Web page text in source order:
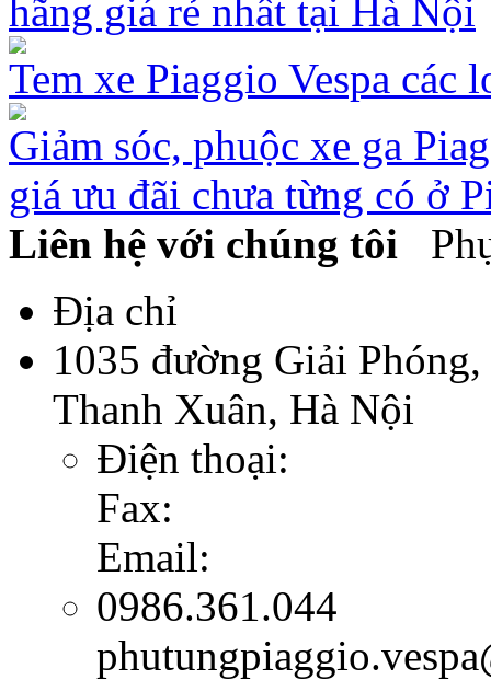
hãng giá rẻ nhất tại Hà Nội
Tem xe Piaggio Vespa các
Giảm sóc, phuộc xe ga
giá ưu đãi chưa từng có ở
Liên hệ với chúng tôi
Địa chỉ
1035 đường Giải
Thanh Xuân, Hà Nội
Điện thoại:
Fax:
Email:
0986.361.044